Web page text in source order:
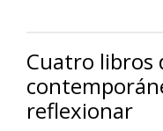
Cuatro libros
reflexionar